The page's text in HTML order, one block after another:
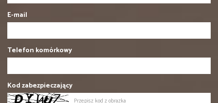
E-mail
Telefon komórkowy
Kod zabezpieczający